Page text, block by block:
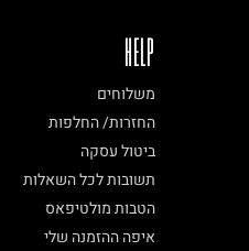
HELP
משלוחים
החזרות/ החלפות
ביטול עסקה
תשובות לכל השאלות
הטבות מולטיפאס
איפה ההזמנה שלי